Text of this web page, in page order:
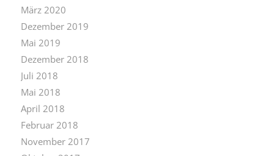
März 2020
Dezember 2019
Mai 2019
Dezember 2018
Juli 2018
Mai 2018
April 2018
Februar 2018
November 2017